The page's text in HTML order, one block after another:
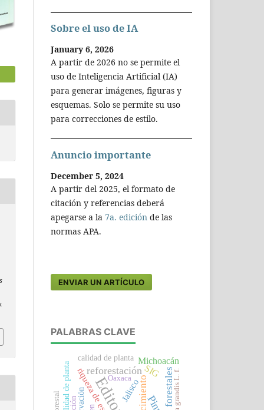
Sobre el uso de IA
January 6, 2026
A partir de 2026 no se permite el
uso de Inteligencia Artificial (IA)
para generar imágenes, figuras y
esquemas. Solo se permite su uso
para correcciones de estilo.
Anuncio importante
December 5, 2024
A partir del 2025, el formato de
citación y referencias deberá
apegarse a la 7a. edición de las
normas APA.
ENVIAR UN ARTÍCULO
PALABRAS CLAVE
reforestación
crecimiento
Michoacán
SIG
Jalisco
Calidad de planta
calidad de planta
Oaxaca